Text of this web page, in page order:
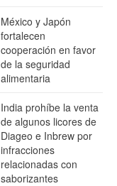
México y Japón
fortalecen
cooperación en favor
de la seguridad
alimentaria
India prohíbe la venta
de algunos licores de
Diageo e Inbrew por
infracciones
relacionadas con
saborizantes